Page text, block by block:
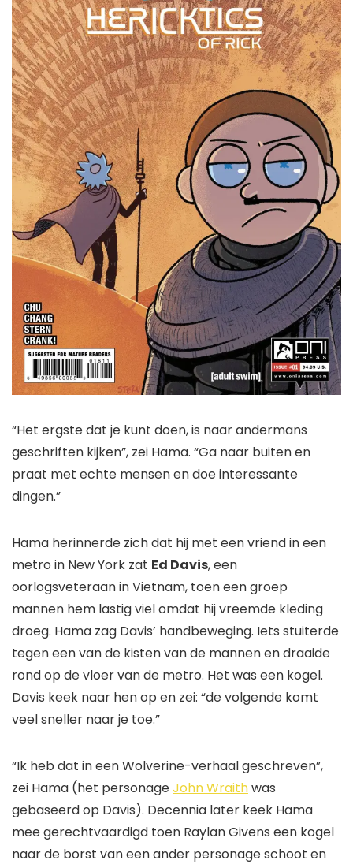
“Het ergste dat je kunt doen, is naar andermans
geschriften kijken”, zei Hama. “Ga naar buiten en
praat met echte mensen en doe interessante
dingen.”
Hama herinnerde zich dat hij met een vriend in een
metro in New York zat Ed Davis, een
oorlogsveteraan in Vietnam, toen een groep
mannen hem lastig viel omdat hij vreemde kleding
droeg. Hama zag Davis’ handbeweging. Iets stuiterde
tegen een van de kisten van de mannen en draaide
rond op de vloer van de metro. Het was een kogel.
Davis keek naar hen op en zei: “de volgende komt
veel sneller naar je toe.”
“Ik heb dat in een Wolverine-verhaal geschreven”,
zei Hama (het personageJohn Wraithwas
gebaseerd op Davis). Decennia later keek Hama
meegerechtvaardigd toen Raylan Givens een kogel
naar de borst van een ander personage schoot en